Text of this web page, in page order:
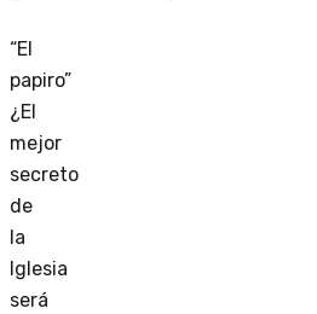
“El
papiro”
¿El
mejor
secreto
de
la
Iglesia
será